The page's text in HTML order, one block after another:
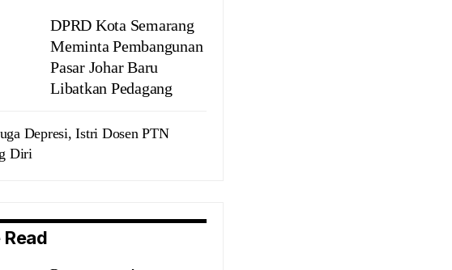
DPRD Kota Semarang
Meminta Pembangunan
Pasar Johar Baru
Libatkan Pedagang
Depresi, Istri Dosen PTN
Diri